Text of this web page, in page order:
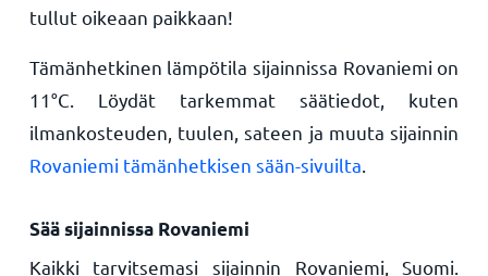
tullut oikeaan paikkaan!
Tämänhetkinen lämpötila sijainnissa Rovaniemi on
11°C . Löydät tarkemmat säätiedot, kuten
ilmankosteuden, tuulen, sateen ja muuta sijainnin
Rovaniemi tämänhetkisen sään-sivuilta
Sää sijainnissa Rovaniemi
Kaikki tarvitsemasi sijainnin Rovaniemi, Suomi.